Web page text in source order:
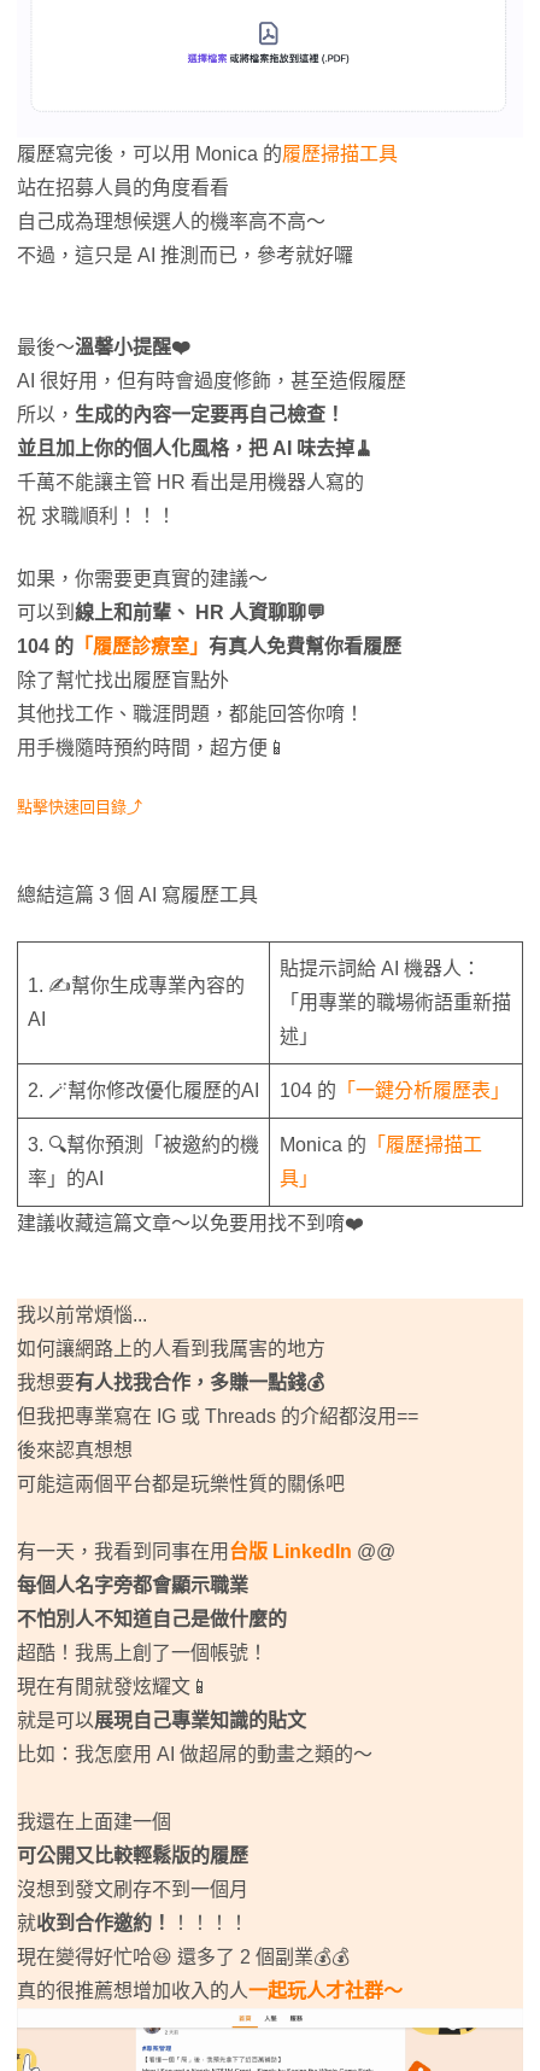
履歷寫完後，可以用 Monica 的履歷掃描工具
站在招募人員的角度看看
自己成為理想候選人的機率高不高～
不過，這只是 AI 推測而已，參考就好囉
最後～溫馨小提醒❤️
AI 很好用，但有時會過度修飾，甚至造假履歷
所以， 生成的內容一定要再自己檢查！
並且加上你的個人化風格，把 AI 味去掉🧹
千萬不能讓主管 HR 看出是用機器人寫的
祝 求職順利！！！
如果，你需要更真實的建議～
可以到 線上和前輩、 HR 人資聊聊💬
104 的 「履歷診療室」 有真人免費幫你看履歷
除了幫忙找出履歷盲點外
其他找工作、職涯問題，都能回答你唷！
用手機隨時預約時間，超方便📱
點擊快速回目錄⤴
總結這篇 3 個 AI 寫履歷工具
1. ✍️幫你生成專業內容的
AI
貼提示詞給 AI 機器人：
「用專業的職場術語重新描
述」
2. 🪄幫你修改優化履歷的AI 104 的 「一鍵分析履歷表」
3. 🔍幫你預測「被邀約的機
率」的AI
Monica 的 「履歷掃描工
具」
建議收藏這篇文章～以免要用找不到唷❤️
我以前常煩惱...
如何讓網路上的人看到我厲害的地方
我想要有人找我合作，多賺一點錢💰
但我把專業寫在 IG 或 Threads 的介紹都沒用==
後來認真想想
可能這兩個平台都是玩樂性質的關係吧
有一天，我看到同事在用 台版 LinkedIn @@
每個人名字旁都會顯示職業
不怕別人不知道自己是做什麼的
超酷！我馬上創了一個帳號！
現在有閒就發炫耀文📱
就是可以展現自己專業知識的貼文
比如：我怎麼用 AI 做超屌的動畫之類的～
我還在上面建一個
可公開又比較輕鬆版的履歷
沒想到發文刷存不到一個月
就收到合作邀約！
！！！！
現在變得好忙哈😆 還多了 2 個副業💰💰
真的很推薦想增加收入的人一起玩人才社群～